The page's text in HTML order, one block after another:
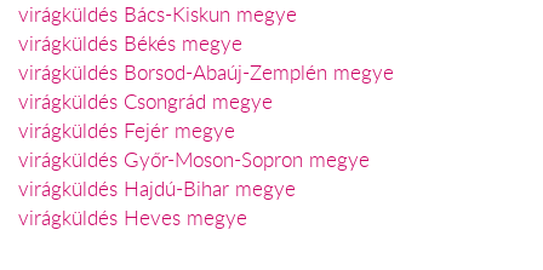
virágküldés Bács-Kiskun megye
virágküldés Békés megye
virágküldés Borsod-Abaúj-Zemplén megye
virágküldés Csongrád megye
virágküldés Fejér megye
virágküldés Győr-Moson-Sopron megye
virágküldés Hajdú-Bihar megye
virágküldés Heves megye